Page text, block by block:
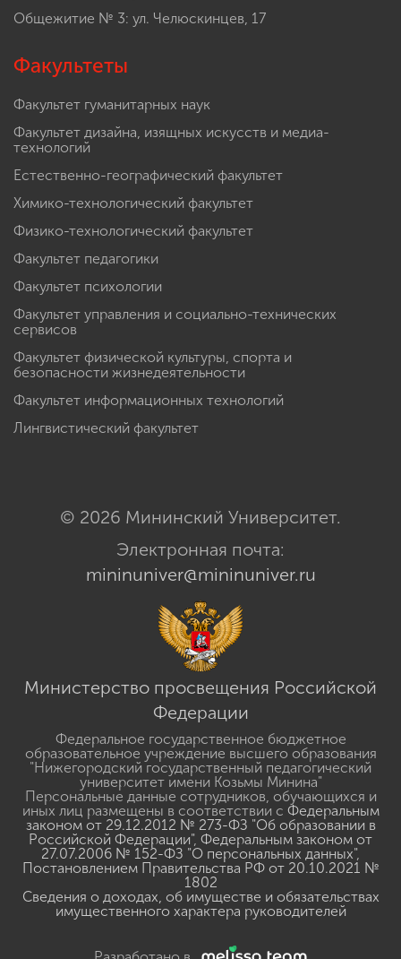
Общежитие № 3: ул. Челюскинцев, 17
Факультеты
Факультет гуманитарных наук
Факультет дизайна, изящных искусств и медиа-
технологий
Естественно-географический факультет
Химико-технологический факультет
Физико-технологический факультет
Факультет педагогики
Факультет психологии
Факультет управления и социально-технических
сервисов
Факультет физической культуры, спорта и
безопасности жизнедеятельности
Факультет информационных технологий
Лингвистический факультет
© 2026 Мининский Университет.
Электронная почта:
mininuniver@mininuniver.ru
Министерство просвещения Российской
Федерации
Федеральное государственное бюджетное
образовательное учреждение высшего образования
"Нижегородский государственный педагогический
университет имени Козьмы Минина"
Персональные данные сотрудников, обучающихся и
иных лиц размещены в соответствии с Федеральным
законом от 29.12.2012 № 273-ФЗ "Об образовании в
Российской Федерации", Федеральным законом от
27.07.2006 № 152-ФЗ "О персональных данных",
Постановлением Правительства РФ от 20.10.2021 №
1802
Сведения о доходах, об имуществе и обязательствах
имущественного характера руководителей